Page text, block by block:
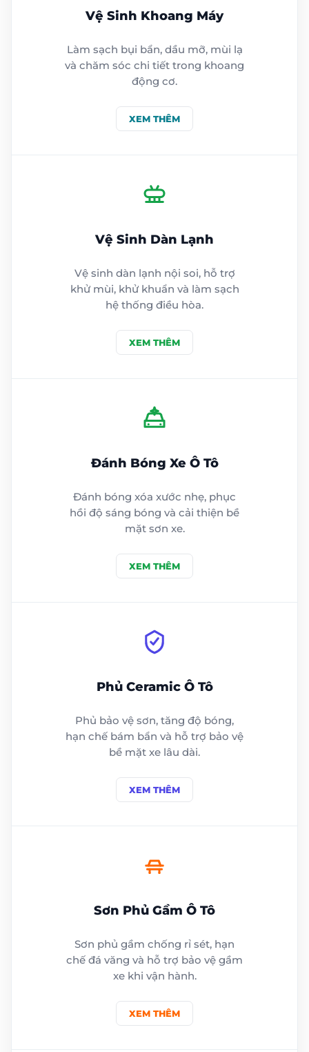
Vệ Sinh Khoang Máy
Làm sạch bụi bẩn, dầu mỡ, mùi lạ
và chăm sóc chi tiết trong khoang
động cơ.
XEM THÊM
Vệ Sinh Dàn Lạnh
Vệ sinh dàn lạnh nội soi, hỗ trợ
khử mùi, khử khuẩn và làm sạch
hệ thống điều hòa.
XEM THÊM
Đánh Bóng Xe Ô Tô
Đánh bóng xóa xước nhẹ, phục
hồi độ sáng bóng và cải thiện bề
mặt sơn xe.
XEM THÊM
Phủ Ceramic Ô Tô
Phủ bảo vệ sơn, tăng độ bóng,
hạn chế bám bẩn và hỗ trợ bảo vệ
bề mặt xe lâu dài.
XEM THÊM
Sơn Phủ Gầm Ô Tô
Sơn phủ gầm chống rỉ sét, hạn
chế đá văng và hỗ trợ bảo vệ gầm
xe khi vận hành.
XEM THÊM